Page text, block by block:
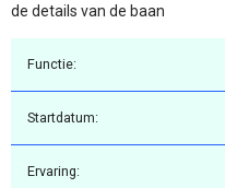
de details van de baan
Functie:
Startdatum:
Ervaring: